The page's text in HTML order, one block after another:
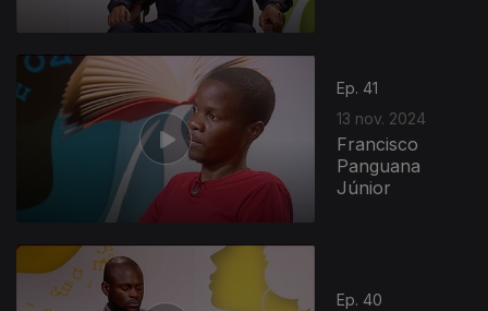
Ep. 41
13 nov. 2024
Francisco
Panguana
Júnior
Ep. 40